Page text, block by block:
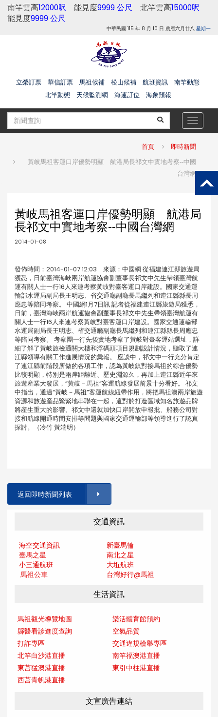
南竿雲高12000呎 能見度9999 公尺 北竿雲高15000呎
能見度9999 公尺
中華民國 115 年 8 月 10 日 農曆六月廿八 星期一
立榮訂票 華信訂票 馬祖候補 松山候補 航班資訊
南竿動態
北竿動態
天候監測網 海運訂位 海象預報
Toggle
首頁 即時新聞
黃岐馬祖客運口岸優勢明顯 航港局長祁文中實地考察--中國
台灣網
黃岐馬祖客運口岸優勢明顯 航港局
長祁文中實地考察--中國台灣網
2014-01-08
發佈時間：2014-01-07 12:03 來源：中國網 從福建連江縣旅遊局
獲悉，日前臺灣海峽兩岸航運協會副董事長祁文中先生帶領臺灣航
運有關人士一行16人來連考察黃岐對臺客運口岸建設。國家交通運
輸部水運局副局長王明志、省交通廳副廳長馬繼列和連江縣縣長周
應忠等陪同考察。 中國網1月7日訊 記者從福建連江縣旅遊局獲悉，
日前，臺灣海峽兩岸航運協會副董事長祁文中先生帶領臺灣航運有
關人士一行16人來連考察黃岐對臺客運口岸建設。國家交通運輸部
水運局副局長王明志、省交通廳副廳長馬繼列和連江縣縣長周應忠
等陪同考察。 考察團一行先後實地考察了黃岐對臺客運站選址，詳
細了解了黃岐旅檢通關大樓和浮碼頭項目規劃設計情況，聽取了連
江縣領導有關工作進展情況的彙報。 座談中，祁文中一行充分肯定
了連江縣前階段所做的各項工作，認為黃岐鎮對接馬祖的綜合優勢
比較明顯，特別是兩岸距離近、歷史淵源久，再加上連江縣近年來
旅遊産業大發展，“黃岐－馬祖”客運航線發展前景十分看好。 祁文
中指出，通過“黃岐－馬祖”客運航線紐帶作用，將把馬祖澳兩岸旅遊
資源和旅遊産品緊緊地串聯在一起，這對於打造區域知名旅遊品牌
將産生重大的影響。祁文中還就加快口岸開放申報批、船務公司對
接和航線開通時間安排等問題與國家交通運輸部等領導進行了認真
探討。（冷竹 黃端明）
返回即時新聞列表
交通資訊
海空交通資訊
新臺馬輪
臺馬之星
南北之星
小三通航班
大坵航班
馬祖公車
台灣好行@馬祖
生活資訊
馬祖觀光導覽地圖
樂活體育館預約
縣醫看診進度查詢
空氣品質
打詐專區
交通違規檢舉專區
北竿白沙港直播
南竿福澳港直播
東莒猛澳港直播
東引中柱港直播
西莒青帆港直播
文宣廣告連結